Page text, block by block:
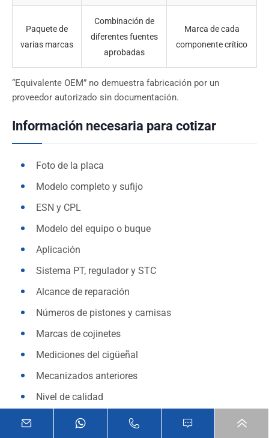
Paquete de
varias marcas
Combinación de
diferentes fuentes
aprobadas
Marca de cada
componente crítico
“Equivalente OEM” no demuestra fabricación por un
proveedor autorizado sin documentación.
Información necesaria para cotizar
Foto de la placa
Modelo completo y sufijo
ESN y CPL
Modelo del equipo o buque
Aplicación
Sistema PT, regulador y STC
Alcance de reparación
Números de pistones y camisas
Marcas de cojinetes
Mediciones del cigüeñal
Mecanizados anteriores
Nivel de calidad
Cantidad y destino